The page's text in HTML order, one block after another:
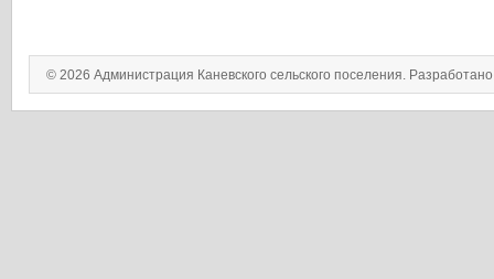
© 2026 Администрация Каневского сельского поселения.